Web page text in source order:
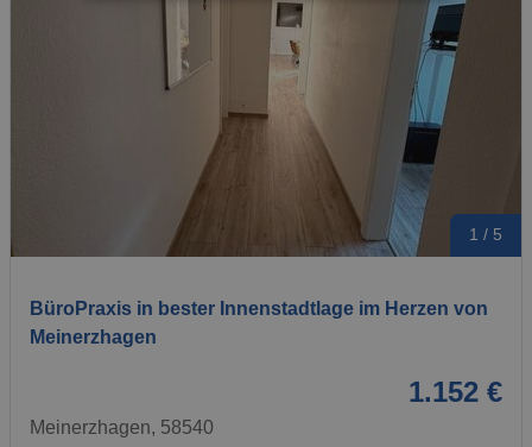
1 / 5
BüroPraxis in bester Innenstadtlage im Herzen von
Meinerzhagen
1.152 €
Meinerzhagen, 58540